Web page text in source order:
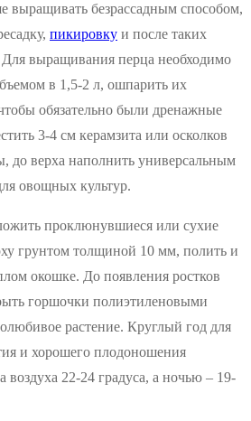
выращивать безрассадным способом,
пикировку и после таких
Для выращивания перца необходимо
в 1,5-2 л, ошпарить их
обязательно были дренажные
3-4 см керамзита или осколков
до верха наполнить универсальным
овощных культур.
проклюнувшиеся или сухие
грунтом толщиной 10 мм, полить и
окошке. До появления ростков
горшочки полиэтиленовыми
растение. Круглый год для
и хорошего плодоношения
воздуха 22-24 градуса, а ночью – 19-